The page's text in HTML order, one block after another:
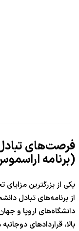
فرصت‌های
(برنامه
یکی از بزرگترین
از برنامه‌های تبادل
دانشگاه‌های اروپا و
بالا، قراردادهای